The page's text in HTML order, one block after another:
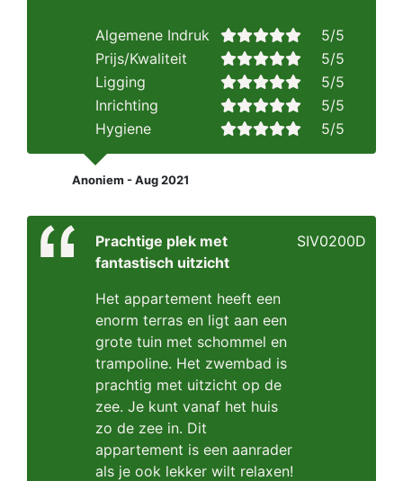
Algemene Indruk
5/5
Prijs/Kwaliteit
5/5
Ligging
5/5
Inrichting
5/5
Hygiene
5/5
Anoniem - Aug 2021
Prachtige plek met
fantastisch uitzicht
Het appartement heeft een
enorm terras en ligt aan een
grote tuin met schommel en
trampoline. Het zwembad is
prachtig met uitzicht op de
zee. Je kunt vanaf het huis
zo de zee in. Dit
appartement is een aanrader
als je ook lekker wilt relaxen!
SIV0200D